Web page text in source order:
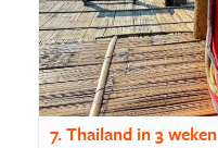
7. Thailand in 3 weken